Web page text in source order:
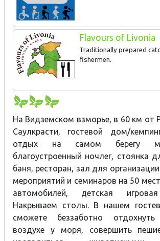
Flavours of Livonia
Traditionally prepared
fishermen.
На Видземском взморье, в 60 км от
Саулкрасти, гостевой дом/
отдых на самом берегу
благоустроенный ночлег, стоянка
баня, ресторан, зал для
мероприятий и семинаров на 50
автомобилей, детская
Накрываем столы. В нашем
сможете беззаботно
воздухе у моря, совершить